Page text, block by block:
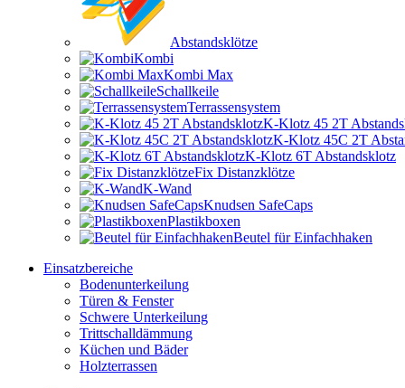
Abstandsklötze
Kombi
Kombi Max
Schallkeile
Terrassensystem
K-Klotz 45 2T
K-Klotz 45C 2T
K-Klotz 6T Abstandsklotz
Fix Distanzklötze
K-Wand
Knudsen SafeCaps
Plastikboxen
Beutel für Einfachhaken
Einsatzbereiche
Bodenunterkeilung
Türen & Fenster
Schwere Unterkeilung
Trittschalldämmung
Küchen und Bäder
Holzterrassen